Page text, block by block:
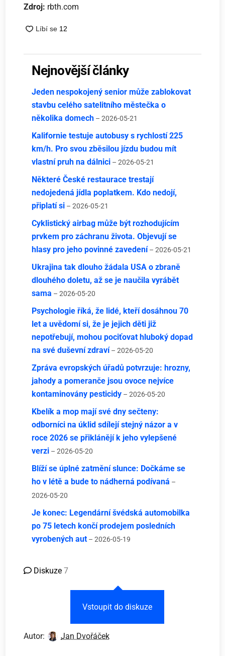
Zdroj: rbth.com
Nejnovější články
Jeden nespokojený senior může zablokovat
stavbu celého satelitního městečka o
několika domech – 2026-05-21
Kalifornie testuje autobusy s rychlostí 225
km/h. Pro svou zběsilou jízdu budou mít
vlastní pruh na dálnici – 2026-05-21
Některé České restaurace trestají
nedojedená jídla poplatkem. Kdo nedojí,
připlatí si – 2026-05-21
Cyklistický airbag může být rozhodujícím
prvkem pro záchranu života. Objevují se
hlasy pro jeho povinné zavedení – 2026-05-21
Ukrajina tak dlouho žádala USA o zbraně
dlouhého doletu, až se je naučila vyrábět
sama – 2026-05-20
Psychologie říká, že lidé, kteří dosáhnou 70
let a uvědomí si, že je jejich děti již
nepotřebují, mohou pociťovat hluboký dopad
na své duševní zdraví – 2026-05-20
Zpráva evropských úřadů potvrzuje: hrozny,
jahody a pomeranče jsou ovoce nejvíce
kontaminovány pesticidy – 2026-05-20
Kbelík a mop mají své dny sečteny:
odborníci na úklid sdílejí stejný názor a v
roce 2026 se přiklánějí k jeho vylepšené
verzi – 2026-05-20
Blíží se úplné zatmění slunce: Dočkáme se
ho v létě a bude to nádherná podívaná –
2026-05-20
Je konec: Legendární švédská automobilka
po 75 letech končí prodejem posledních
vyrobených aut – 2026-05-19
Diskuze7
Vstoupit do diskuze
Autor: Jan Dvořáček